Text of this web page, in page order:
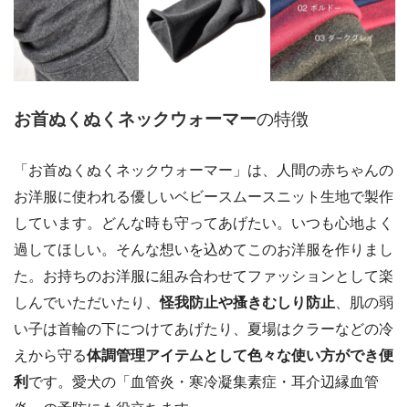
お首ぬくぬくネックウォーマーの特徴
「お首ぬくぬくネックウォーマー」は、人間の赤ちゃんの
お洋服に使われる優しいベビースムースニット生地で製作
しています。どんな時も守ってあげたい。いつも心地よく
過してほしい。そんな想いを込めてこのお洋服を作りまし
た。お持ちのお洋服に組み合わせてファッションとして楽
しんでいただいたり、怪我防止や搔きむしり防止 、肌の弱
い子は首輪の下につけてあげたり、夏場はクラーなどの冷
えから守る体調管理アイテムとして色々な使い方ができ便
利 です。愛犬の「血管炎・寒冷凝集素症・耳介辺縁血管